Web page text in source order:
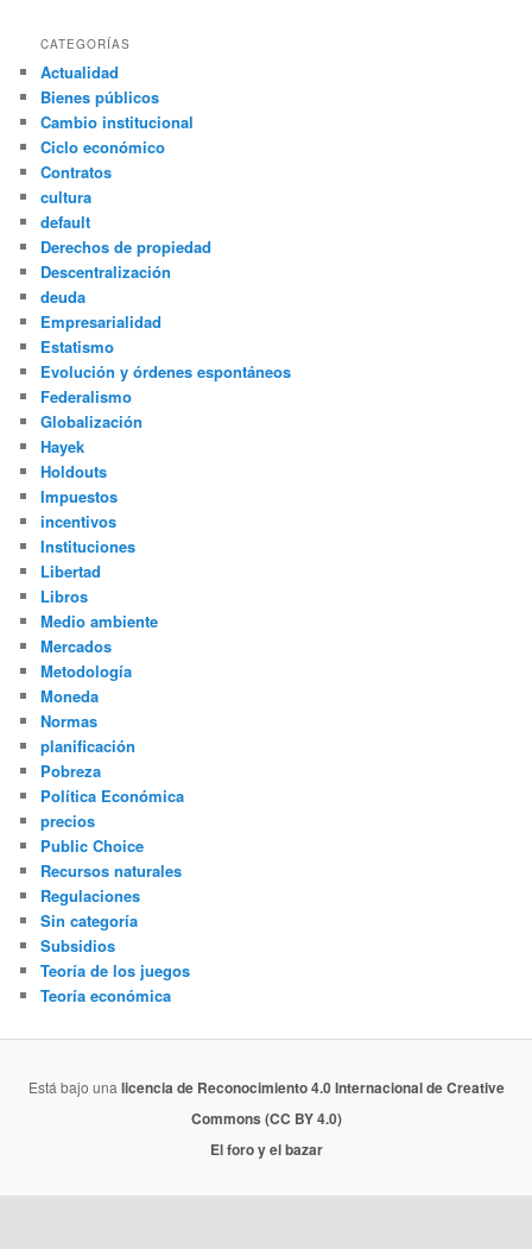
CATEGORÍAS
Actualidad
Bienes públicos
Cambio institucional
Ciclo económico
Contratos
cultura
default
Derechos de propiedad
Descentralización
deuda
Empresarialidad
Estatismo
Evolución y órdenes espontáneos
Federalismo
Globalización
Hayek
Holdouts
Impuestos
incentivos
Instituciones
Libertad
Libros
Medio ambiente
Mercados
Metodología
Moneda
Normas
planificación
Pobreza
Política Económica
precios
Public Choice
Recursos naturales
Regulaciones
Sin categoría
Subsidios
Teoría de los juegos
Teoría económica
Está bajo una licencia de Reconocimiento 4.0 Internacional de Creative
Commons (CC BY 4.0)
El foro y el bazar